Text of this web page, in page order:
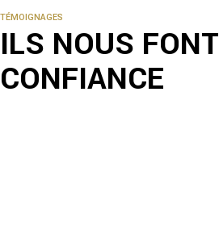
produit
TÉMOIGNAGES
ILS NOUS FONT
CONFIANCE